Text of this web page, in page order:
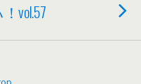
vol.57